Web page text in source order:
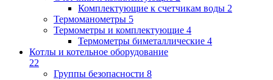
Комплектующие к счетчикам воды 2
Термоманометры 5
Термометры и комплектующие 4
Термометры биметаллические 4
Котлы и котельное оборудование
22
Группы безопасности 8